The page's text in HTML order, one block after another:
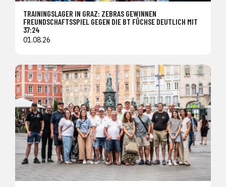
TRAININGSLAGER IN GRAZ: ZEBRAS GEWINNEN
FREUNDSCHAFTSSPIEL GEGEN DIE BT FÜCHSE DEUTLICH MIT
37:24
01.08.26